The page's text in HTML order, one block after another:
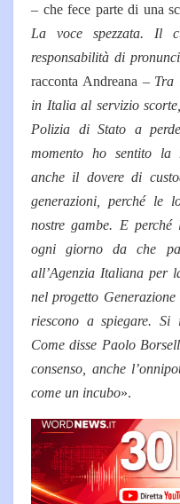
– che fece parte di una
La voce spezzata. Il
responsabilità di
racconta Andreana –Tra
in Italia al servizio
Polizia di Stato a
momento ho sentito la
anche il dovere di
generazioni, perché le
nostre gambe. E
ogni giorno da che
all’Agenzia Italiana per
nel progetto
riescono a spiegare. Si
Come disse Paolo
consenso, anche
come un incubo».